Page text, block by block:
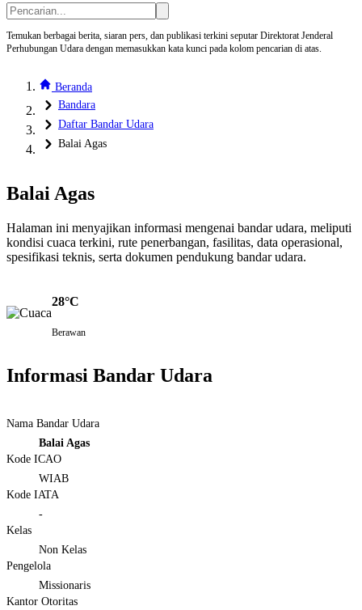
Temukan berbagai berita, siaran pers, dan publikasi terkini seputar Direktorat Jenderal
Perhubungan Udara dengan memasukkan kata kunci pada kolom pencarian di atas.
Beranda
Bandara
Daftar Bandar Udara
Balai Agas
Balai Agas
Halaman ini menyajikan informasi mengenai bandar udara, meliputi
kondisi cuaca terkini, rute penerbangan, fasilitas, data operasional,
spesifikasi teknis, serta dokumen pendukung bandar udara.
28°C
Berawan
Informasi Bandar Udara
Nama Bandar Udara
Balai Agas
Kode ICAO
WIAB
Kode IATA
-
Kelas
Non Kelas
Pengelola
Missionaris
Kantor Otoritas